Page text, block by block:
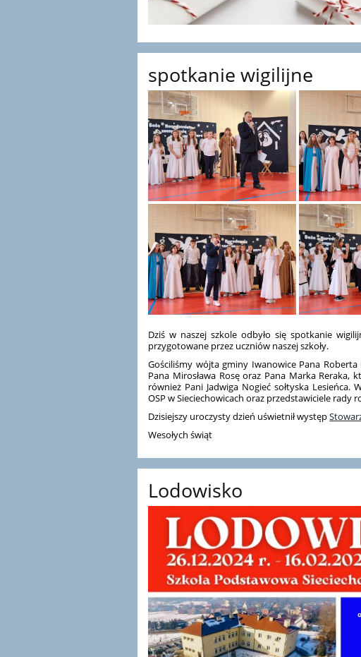
spotkanie wigilijne
Dziś w naszej szkole odbyło się spotkanie
przygotowane przez uczniów naszej szkoły.
Gościliśmy wójta gminy Iwanowice Pana
Pana Mirosława Rosę oraz Pana Marka Reraka,
również Pani Jadwiga Nogieć sołtyska Lesieńca.
OSP w Sieciechowicach oraz przedstawiciele rady
Dzisiejszy uroczysty dzień uświetnił występ
Wesołych świąt
Lodowisko